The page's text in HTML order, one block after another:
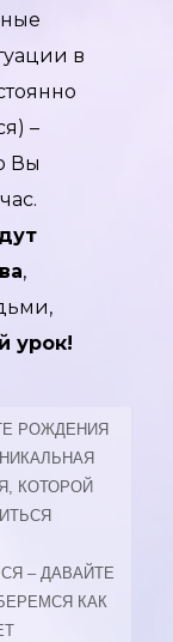
РОЖДЕНИЯ
КОТОРОЙ
– ДАВАЙТЕ
КАК
в
–
Вы
,
урок!